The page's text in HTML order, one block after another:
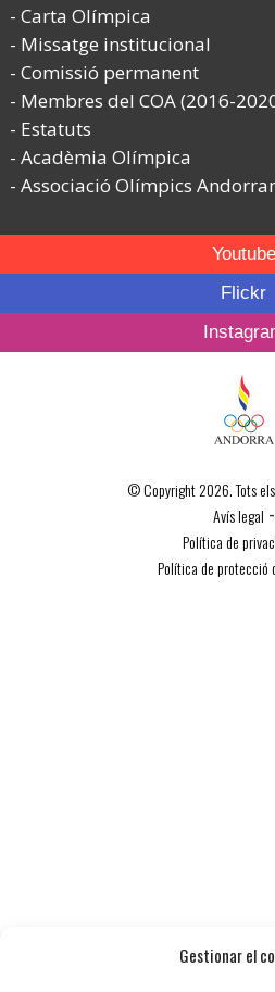
Gestionar el
Carta Olímpica
Missatge institucional
Comissió permanent
Membres del COA (2016-
Estatuts
Acadèmia Olímpica
Associació Olímpics
Youtube
Flickr
© Copyright 2026. Tots
Avís legal -
Política de
Política de protecció